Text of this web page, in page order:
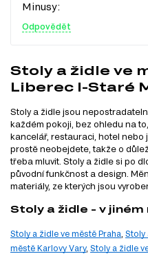
Minusy:
Odpovědět
Stoly a židle ve
Liberec I-Staré
Stoly a židle jsou
každém pokoji, bez ohledu na
kancelář, restauraci, hotel nebo
prostě neobejdete, takže o
třeba mluvit. Stoly a židle si po
původní funkčnost a design.
materiály, ze kterých jsou
Stoly a židle - v
Stoly a židle ve městě Praha Stoly
městě Karlovy Vary, Stoly a židle